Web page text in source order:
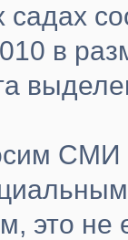
садах
в
СМИ
это не